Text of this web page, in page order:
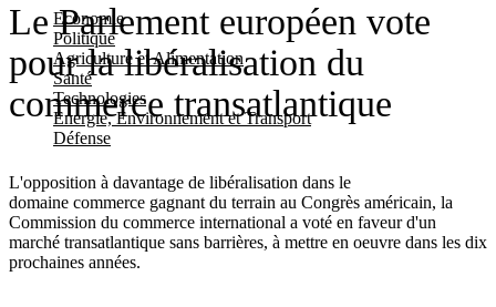
Economie
Politique
Agriculture et Alimentation
Santé
Technologies
Energie, Environnement et Transport
Défense
Le Parlement européen vote
pour la libéralisation du
commerce transatlantique
L'opposition à davantage de libéralisation dans le
domaine commerce gagnant du terrain au Congrès américain, la
Commission du commerce international a voté en faveur d'un
marché transatlantique sans barrières, à mettre en oeuvre dans les dix
prochaines années.